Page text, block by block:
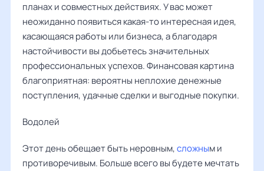
планах и совместных действиях. У вас может
неожиданно появиться какая-то интересная идея,
касающаяся работы или бизнеса, а благодаря
настойчивости вы добьетесь значительных
профессиональных успехов. Финансовая картина
благоприятная: вероятны неплохие денежные
поступления, удачные сделки и выгодные покупки.
Водолей
Этот день обещает быть неровным,сложным и
противоречивым. Больше всего вы будете мечтать